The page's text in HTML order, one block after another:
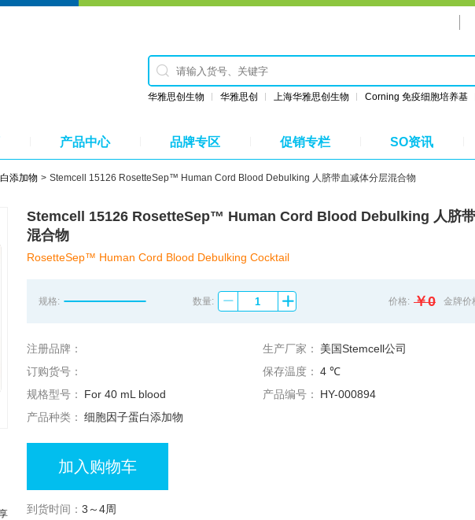
华雅思创生物 华雅思创 上海华雅思创生物 Corning 免疫细胞培养基
产品中心 品牌专区 促销专栏 SO资讯
添加物 Stemcell 15126 RosetteSep™ Human Cord Blood Debulking 人脐带血减体分层混合物
Stemcell 15126 RosetteSep™ Human Cord Blood Debulking 人脐
混合物
RosetteSep™ Human Cord Blood Debulking Cocktail
规格: 数量: 价格: ￥0 金牌价
注册品牌： 生产厂家：
美国Stemcell公司
订购货号：
保存温度： 4 ℃
规格型号：
For 40 mL blood 产品编号：
HY-000894
产品种类： 细胞因子蛋白添加物
加入购物车
到货时间： 3～4周